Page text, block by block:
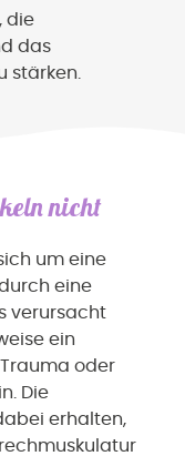
die
das
stärken.
nicht
um eine
eine
verursacht
ein
oder
Die
erhalten,